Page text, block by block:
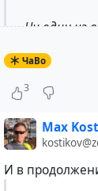
Ни один из
#russian#
ЧаВо
3
Max
И в